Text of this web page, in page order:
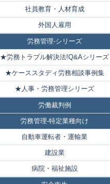
社員教育・人材育成
外国人雇用
労務管理-シリーズ
★労務トラブル解決法!Q&Aシリーズ
★ケーススタディ労務相談事例集
★人事・労務管理シリーズ
労働裁判例
労務管理-特定業種向け
自動車運転者・運輸業
建設業
病院・福祉施設